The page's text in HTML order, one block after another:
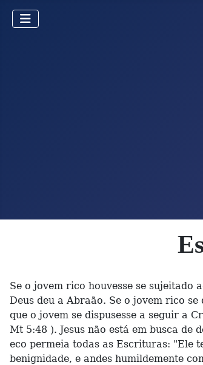
Se o jovem rico houvesse se
Deus deu a Abraão. Se o jovem rico
que o jovem se dispusesse a seguir a
Mt 5:48 ). Jesus não está em busca de
eco permeia todas as Escrituras: "Ele
benignidade, e andes humildemente